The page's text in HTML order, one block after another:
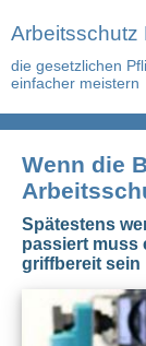
Arbeitsschutz
die gesetzlichen
einfacher meistern
Wenn die
Spätestens
passiert muss
griffbereit sein